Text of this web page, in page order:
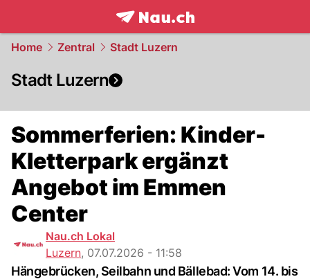
frontpage.NAU.ch
Home Zentral Stadt Luzern
Stadt Luzern
Sommerferien: Kinder-
Kletterpark ergänzt
Angebot im Emmen
Center
Nau.ch Lokal
Luzern, 07.07.2026 - 11:58
Hängebrücken, Seilbahn und Bällebad: Vom 14. bis